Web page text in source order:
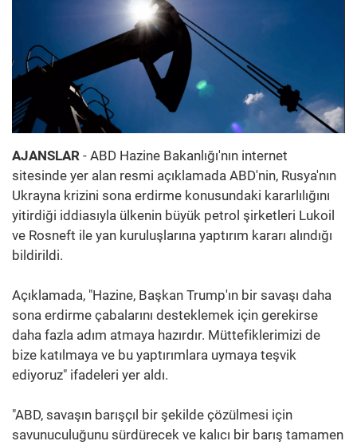
AJANSLAR - ABD Hazine Bakanlığı'nın internet
sitesinde yer alan resmi açıklamada ABD'nin, Rusya'nın
Ukrayna krizini sona erdirme konusundaki kararlılığını
yitirdiği iddiasıyla ülkenin büyük petrol şirketleri Lukoil
ve Rosneft ile yan kuruluşlarına yaptırım kararı alındığı
bildirildi.
Açıklamada, "Hazine, Başkan Trump'ın bir savaşı daha
sona erdirme çabalarını desteklemek için gerekirse
daha fazla adım atmaya hazırdır. Müttefiklerimizi de
bize katılmaya ve bu yaptırımlara uymaya teşvik
ediyoruz" ifadeleri yer aldı.
"ABD, savaşın barışçıl bir şekilde çözülmesi için
savunuculuğunu sürdürecek ve kalıcı bir barış tamamen